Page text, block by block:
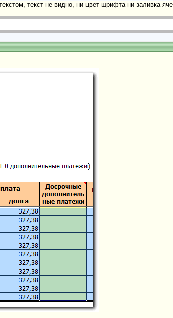
текст не видно, ни цвет шрифта ни заливка